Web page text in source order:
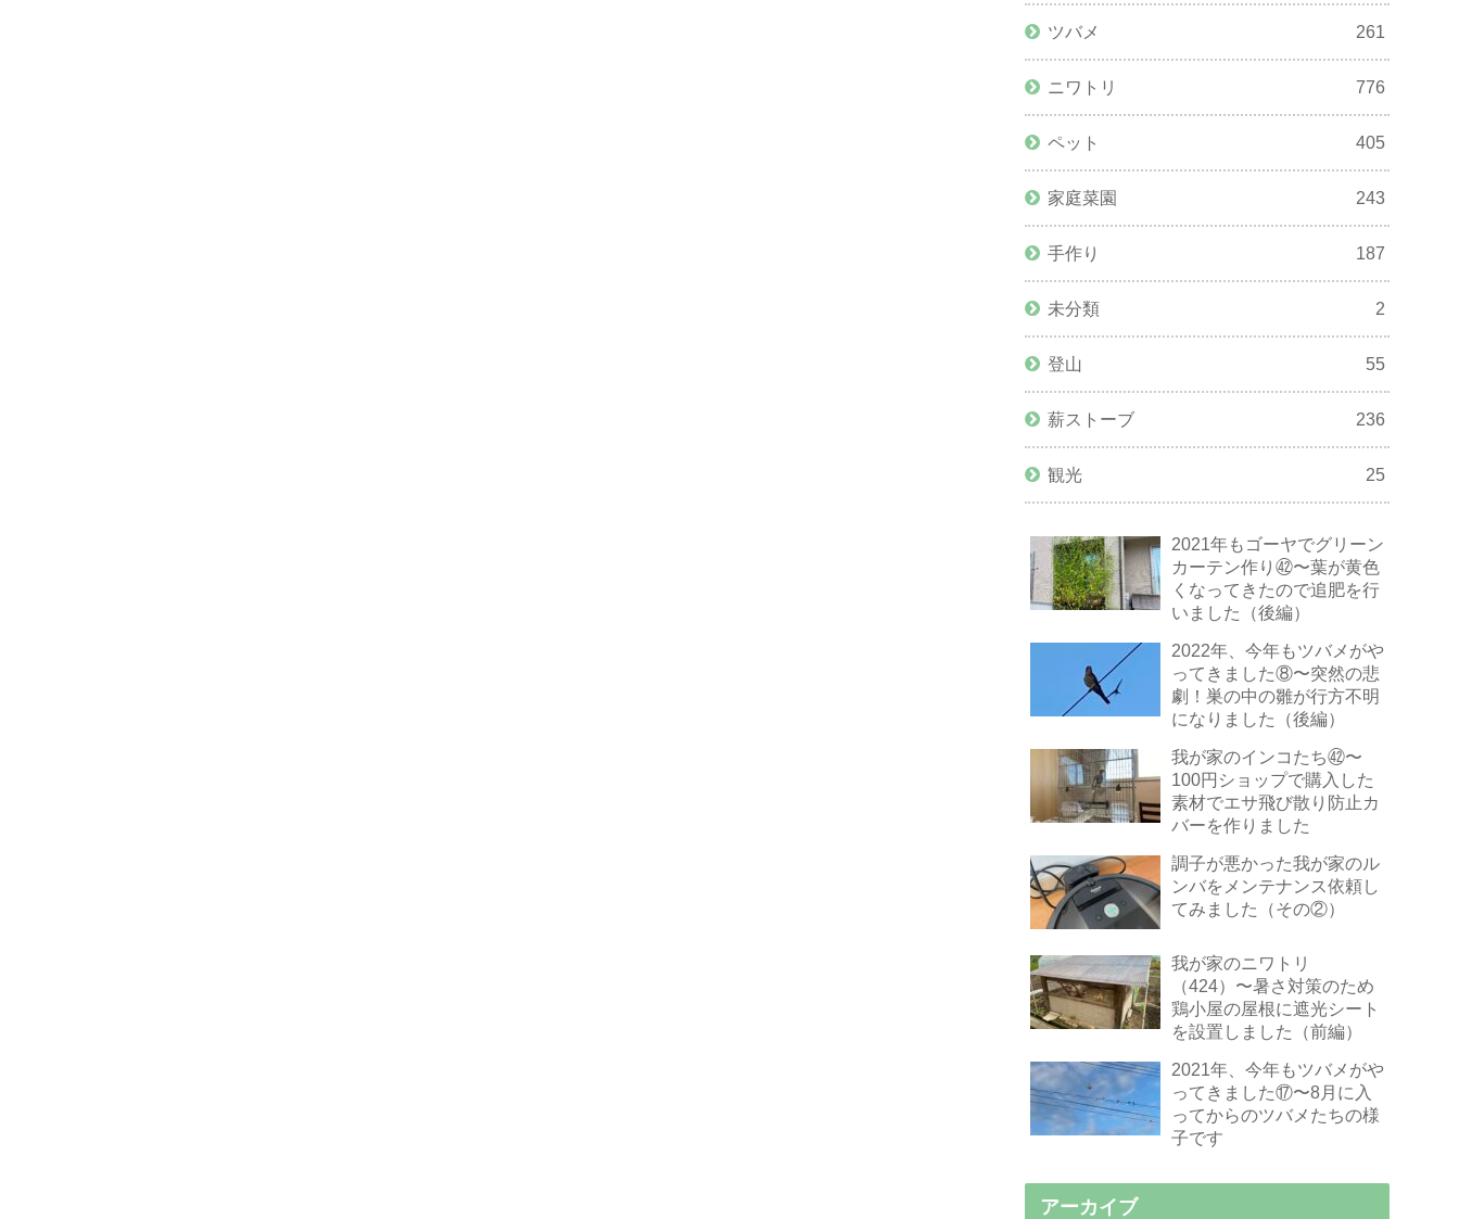
ツバメ 261
ニワトリ 776
ペット 405
家庭菜園 243
手作り 187
未分類 2
登山 55
薪ストーブ 236
観光 25
2021年もゴーヤでグリーン
カーテン作り㊷〜葉が黄色
くなってきたので追肥を行
いました（後編）
2022年、今年もツバメがや
ってきました⑧〜突然の悲
劇！巣の中の雛が行方不明
になりました（後編）
我が家のインコたち㊷〜
100円ショップで購入した
素材でエサ飛び散り防止カ
バーを作りました
調子が悪かった我が家のル
ンバをメンテナンス依頼し
てみました（その②）
我が家のニワトリ
（424）〜暑さ対策のため
鶏小屋の屋根に遮光シート
を設置しました（前編）
2021年、今年もツバメがや
ってきました⑰〜8月に入
ってからのツバメたちの様
子です
アーカイブ